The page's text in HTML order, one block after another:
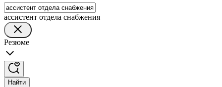
ассистент отдела снабжения
Резюме
Найти